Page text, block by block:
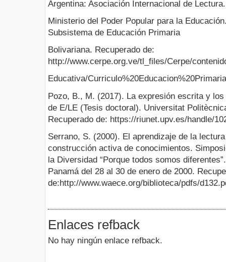
Argentina: Asociación Internacional de Lectura.
Ministerio del Poder Popular para la
Subsistema de Educación Primaria
Bolivariana. Recuperado de:
http://www.cerpe.org.ve/tl_files/Cerpe/
Educativa/
Pozo, B., M. (2017). La expresión escrita y
de E/LE (Tesis doctoral). Universitat
Recuperado de: https://riunet.upv.es/handle/
Serrano, S. (2000). El aprendizaje de la
construcción activa de conocimientos.
la Diversidad “Porque todos somos
Panamá del 28 al 30 de enero de 2000.
de:http://www.waece.org/biblioteca/pdfs/
Enlaces refback
No hay ningún enlace refback.